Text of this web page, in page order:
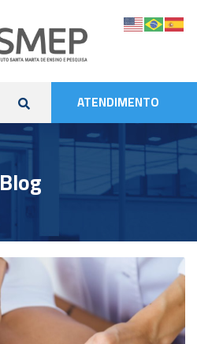
ATENDIMENTO
Blog